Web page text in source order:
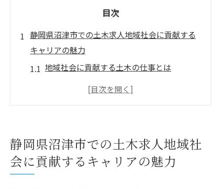
目次
静岡県沼津市での土木求人地域社会に貢献する
キャリアの魅力
地域社会に貢献する土木の仕事とは
沼津市での土木求人の需要について
土木技術者としての成長と地域貢献
地域社会に対する影響を理解する
沼津土木の求人で地域の発展に直接寄与するチ
静岡県沼津市での土木求人地域社
会に貢献するキャリアの魅力